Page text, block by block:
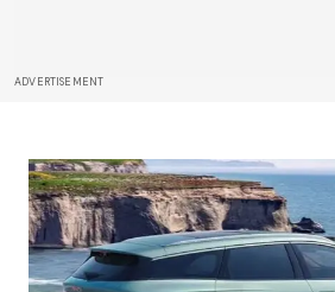
ADVERTISEMENT